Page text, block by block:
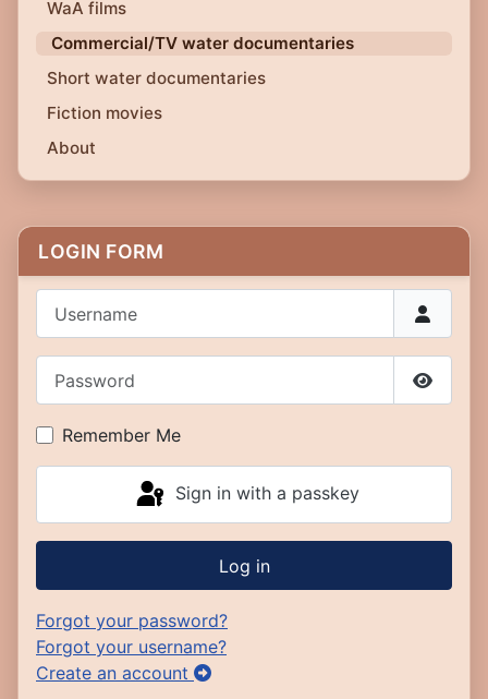
WaA films
Commercial/TV water documentaries
Short water documentaries
Fiction movies
About
LOGIN FORM
Show
Remember Me
Sign in with a passkey
Log in
Forgot your password?
Forgot your username?
Create an account